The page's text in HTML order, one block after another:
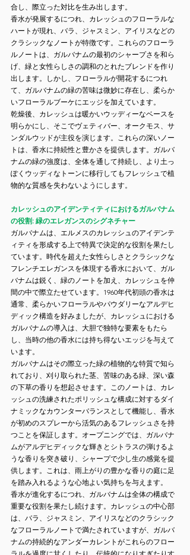
合し、際立った対比を生み出します。
香水が発展するにつれ、カレッシュのフローラルな
ハートが現れ、バラ、ジャスミン、アイリスなどの
クラシックなノートが特徴です。これらのフローラ
ルノートは、ガルバナムの最初のシャープさを和ら
げ、緑と女性らしさの調和のとれたブレンドを作り
出します。しかし、フローラルが開花するにつれ
て、ガルバナムの緑の苦味は微妙に存在し、柔らか
いフローラルブーケにエッジを加えています。
乾燥後、カレッシュは暖かいウッディーなベースを
明らかにし、そこでヴェティバー、オークモス、サ
ンダルウッドが主役を演じます。これらの深いノー
トは、香水に持続性と豊かさを提供します。ガルバ
ナムの緑の強度は、全体を通して持続し、より土っ
ぽくウッディなトーンに移行してもフレッシュで植
物的な質感を失わないようにします。
カレッシュのアイデンティティにおけるガルバナム
の役割: 緑のエレガンスのシグネチャー
ガルバナムは、エルメスのカレッシュのアイデンテ
ィティを形成する上で特異で決定的な役割を果たし
ています。時代を超えた女性らしさとクラシックな
フレンチエレガンスを体現する香水において、ガル
バナムは鋭く、緑のノートを加え、カレッシュを仲
間の中で際立たせています。1960年代初頭の香水は
通常、柔らかいフローラルやパウダリーなアルデヒ
ディック構造を好みましたが、カレッシュにおける
ガルバナムの導入は、大胆で独特な要素をもたら
し、当時の他の香水には持ち得ないエッジを与えて
います。
ガルバナムはその際立った緑の植物的な特質で知ら
れており、刈り取られた茎、苦味のある緑、深い森
の下草の香りを想起させます。このノートは、カレ
ッシュの洗練されたポリッシュな構成に対するダイ
ナミックなカウンターバランスとして機能し、香水
が初めのスプレーから活気のあるフレッシュさを持
つことを保証します。オープニングでは、ガルバナ
ムがアルデヒディックな輝きとシトラスの弾けるよ
うな香りを突き破り、シャープで少し生の感覚を提
供します。これは、雨上がりの豊かな香りの庭に足
を踏み入れるような心地よい気持ちを与えます。
香水が進化するにつれ、ガルバナムは全体の構成で
重要な役割を果たし続けます。カレッシュの中心部
は、バラ、ジャスミン、アイリスなどのクラシック
なフローラルノートで満たされていますが、ガルバ
ナムの持続的なアンダーカレントがこれらのフロー